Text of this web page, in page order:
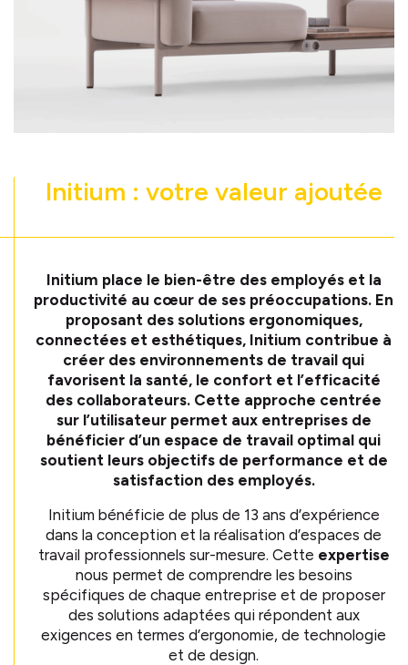
Initium : votre valeur ajoutée
Initium place le bien-être des employés et la
productivité au cœur de ses préoccupations. En
proposant des solutions ergonomiques,
connectées et esthétiques, Initium contribue à
créer des environnements de travail qui
favorisent la santé, le confort et l’efficacité
des collaborateurs. Cette approche centrée
sur l’utilisateur permet aux entreprises de
bénéficier d’un espace de travail optimal qui
soutient leurs objectifs de performance et de
satisfaction des employés.
Initium bénéficie de plus de 13 ans d’expérience
dans la conception et la réalisation d’espaces de
travail professionnels sur-mesure. Cette expertise
nous permet de comprendre les besoins
spécifiques de chaque entreprise et de proposer
des solutions adaptées qui répondent aux
exigences en termes d’ergonomie, de technologie
et de design.